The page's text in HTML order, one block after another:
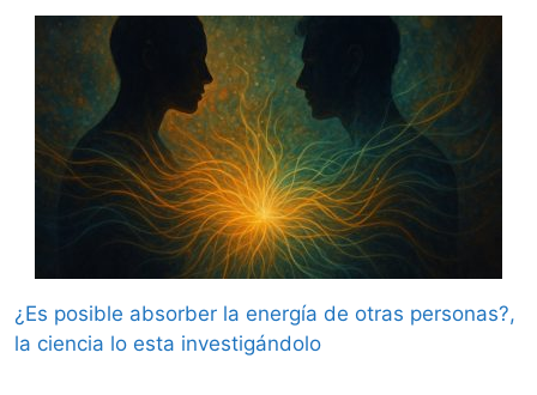
¿Es posible absorber la energía de otras personas?,
la ciencia lo esta investigándolo